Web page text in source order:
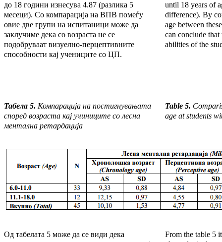
до 18 години изнесува 4.87 (разлика 5
месеци). Со компарација на ВПВ помеѓу
овие две групи на испитаници може да
заклучиме дека со возраста не се
подобруваат визуелно-перцептивните
способности кај учениците со ЦП.
until 18 years of
difference). By
age between
can conclude
abilities of the
Табела 5. Компарација на постигнувањата
според возраста кај учиниците со лесна
ментална ретардација
Table 5.
age at students
Од табелата 5 може да се види дека
From the table 5